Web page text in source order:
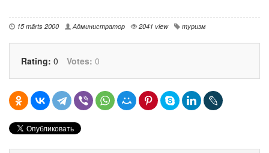
15 märts 2000 Администратор 2041 view туризм
Rating: 0 Votes: 0